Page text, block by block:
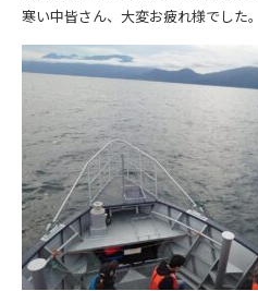
寒い中皆さん、大変お疲れ様でした。